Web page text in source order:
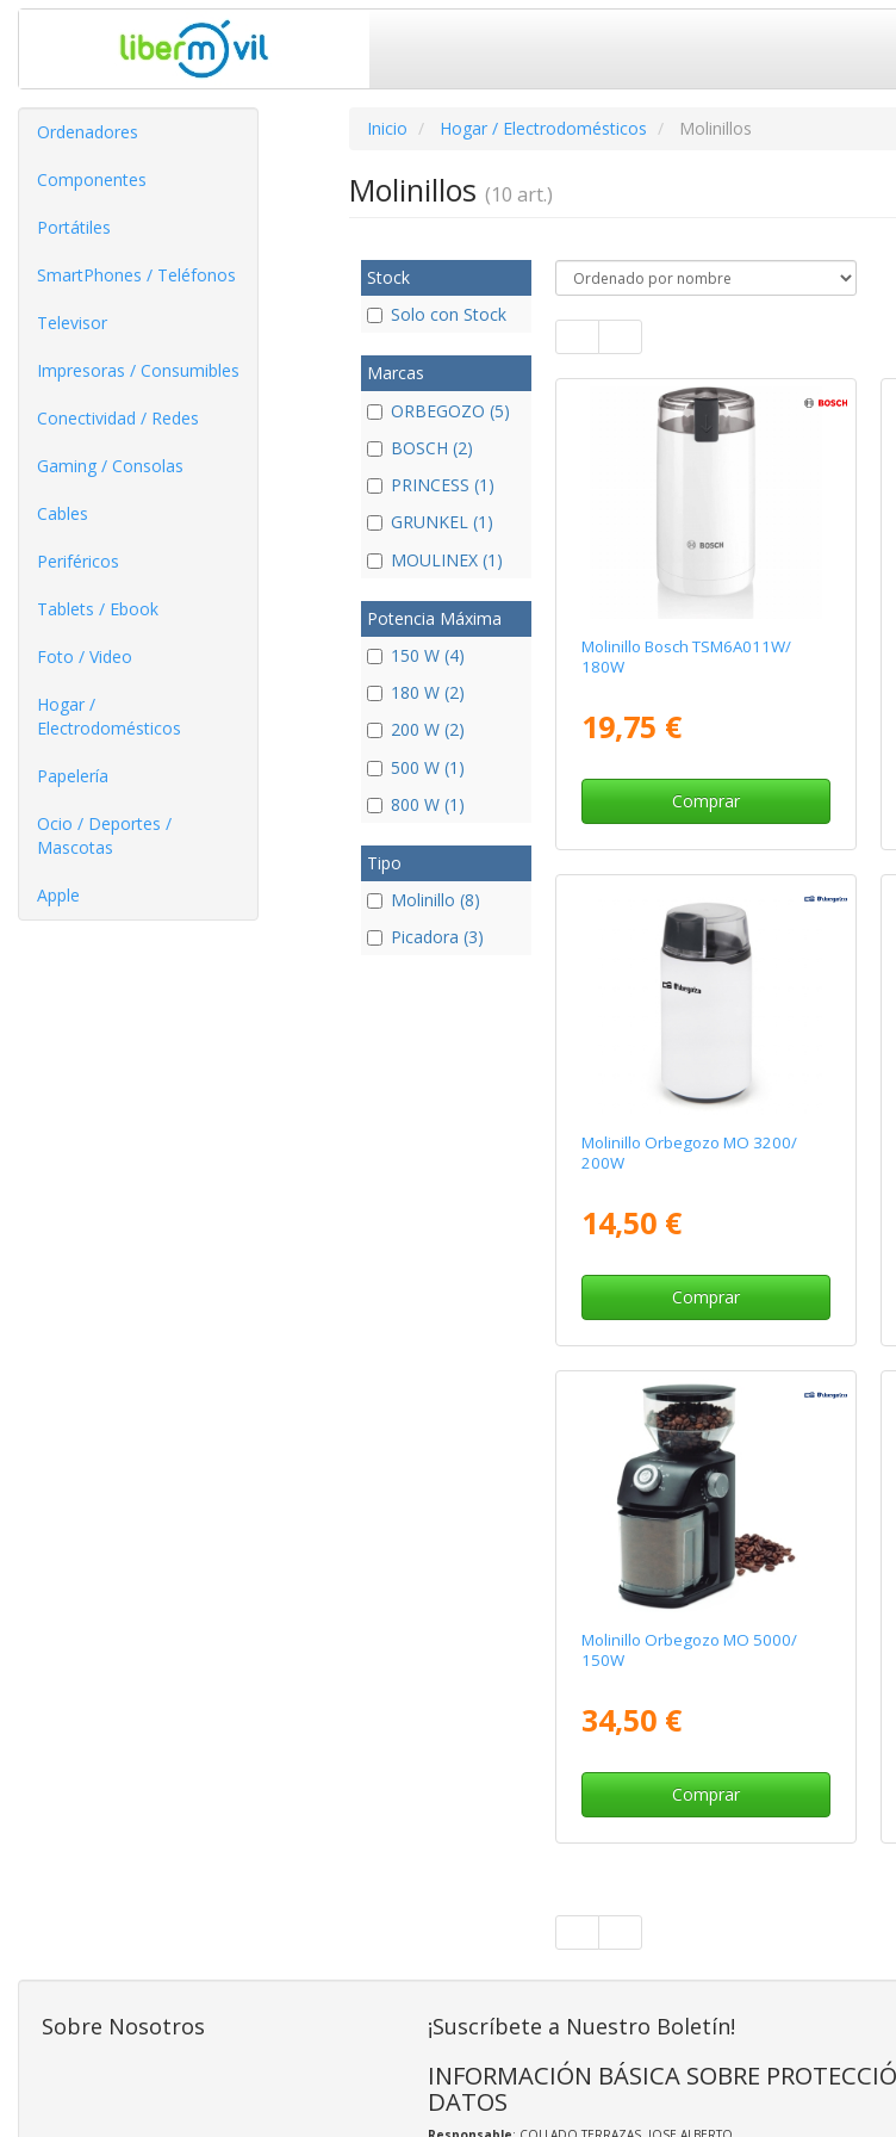
Ordenadores
Componentes
Portátiles
SmartPhones / Teléfonos
Televisor
Impresoras / Consumibles
Conectividad / Redes
Gaming / Consolas
Cables
Periféricos
Tablets / Ebook
Foto / Video
Hogar /
Electrodomésticos
Papelería
Ocio / Deportes /
Mascotas
Apple
Inicio Hogar / Electrodomésticos Molinillos
Molinillos (10 art.)
Stock
Solo con Stock
Marcas
ORBEGOZO (5)
BOSCH (2)
PRINCESS (1)
GRUNKEL (1)
MOULINEX (1)
Potencia Máxima
150 W (4)
180 W (2)
200 W (2)
500 W (1)
800 W (1)
Tipo
Molinillo (8)
Picadora (3)
Molinillo Bosch TSM6A011W/
180W
19,75 €
Comprar
Molinillo Orbegozo MO 3200/
200W
14,50 €
Comprar
Molinillo Orbegozo MO 5000/
150W
34,50 €
Comprar
Sobre Nosotros ¡Suscríbete a Nuestro Boletín!
INFORMACIÓN BÁSICA SOBRE
DATOS